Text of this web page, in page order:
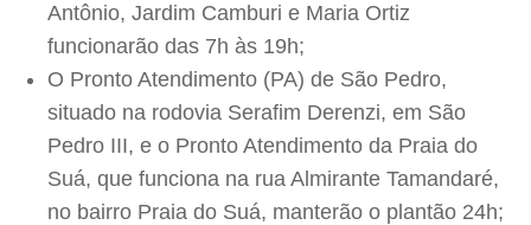
Antônio, Jardim Camburi e Maria Ortiz
funcionarão das 7h às 19h;
O Pronto Atendimento (PA) de São Pedro,
situado na rodovia Serafim Derenzi, em São
Pedro III, e o Pronto Atendimento da Praia do
Suá, que funciona na rua Almirante Tamandaré,
no bairro Praia do Suá, manterão o plantão 24h;